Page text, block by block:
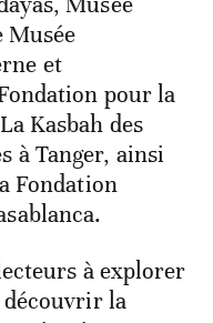
Musée
et
pour la
Kasbah des
à Tanger, ainsi
Fondation
à explorer
la